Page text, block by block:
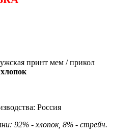
принт мем / прикол
Россия
92% - хлопок, 8% - стрейч.